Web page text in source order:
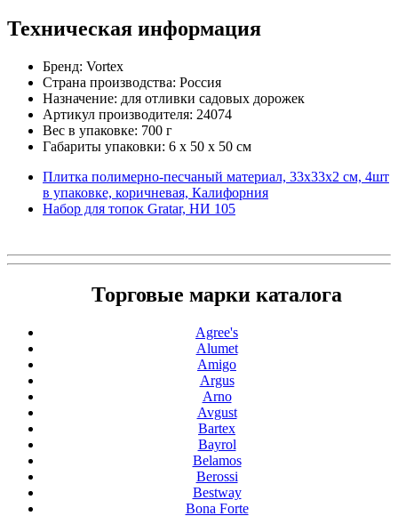
Техническая информация
Бренд: Vortex
Страна производства: Россия
Назначение: для отливки садовых дорожек
Артикул производителя: 24074
Вес в упаковке: 700 г
Габариты упаковки: 6 x 50 x 50 см
Плитка полимерно-песчаный материал, 33х33х2 см, 4шт
в упаковке, коричневая, Калифорния
Набор для топок Gratar, НИ 105
Торговые марки каталога
Agree's
Alumet
Amigo
Argus
Arno
Avgust
Bartex
Bayrol
Belamos
Berossi
Bestway
Bona Forte